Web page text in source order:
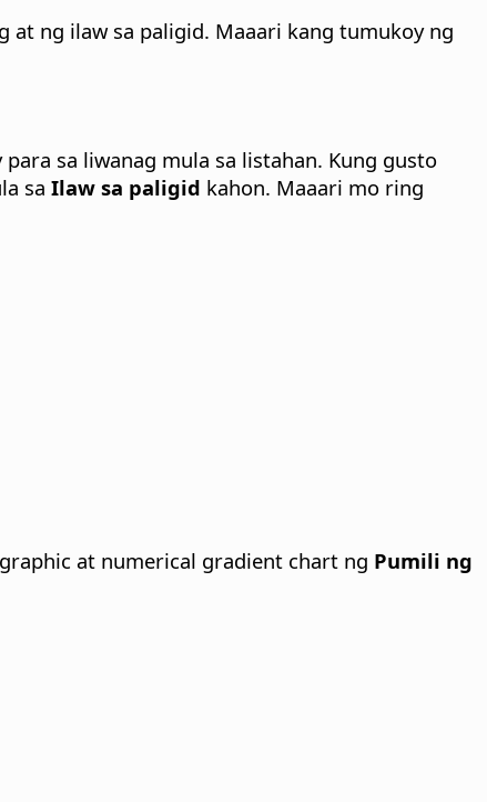
at ng ilaw sa paligid. Maaari kang tumukoy ng
sa liwanag mula sa listahan. Kung gusto
sa Ilaw sa paligid kahon. Maaari mo ring
at numerical gradient chart ng Pumili ng